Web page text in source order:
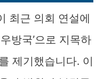
최근 의회 연설에
방국’으로 지목하
제기했습니다. 이